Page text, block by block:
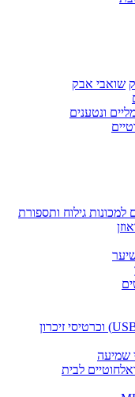
שואבי אבק
ונטענים
למכונות גילוח ותספורת
שמיעה
לבית